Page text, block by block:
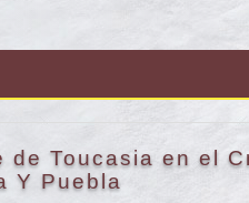
de Toucasia en el
Y Puebla